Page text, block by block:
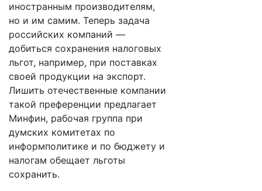
иностранным производителям,
но и им самим. Теперь задача
российских компаний —
добиться сохранения налоговых
льгот, например, при поставках
своей продукции на экспорт.
Лишить отечественные компании
такой преференции предлагает
Минфин, рабочая группа при
думских комитетах по
информполитике и по бюджету и
налогам обещает льготы
сохранить.